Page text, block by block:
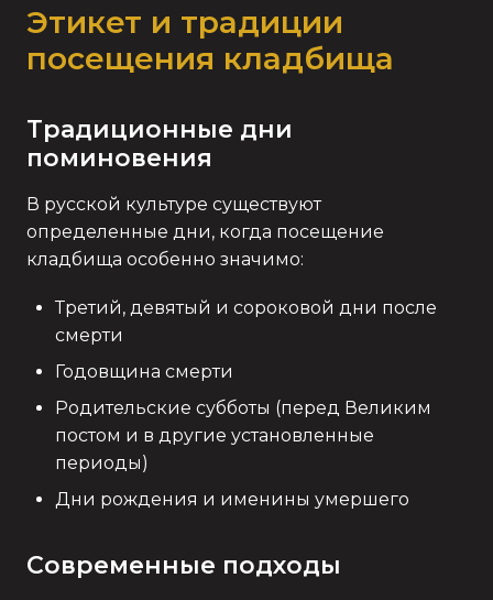
Этикет и традиции
посещения кладбища
Традиционные дни
поминовения
В русской культуре существуют
определенные дни, когда посещение
кладбища особенно значимо:
Третий, девятый и сороковой дни после
смерти
Годовщина смерти
Родительские субботы (перед Великим
постом и в другие установленные
периоды)
Дни рождения и именины умершего
Современные подходы